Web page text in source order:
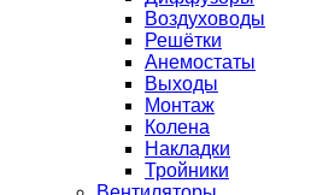
Воздуховоды
Решётки
Анемостаты
Выходы
Монтаж
Колена
Накладки
Тройники